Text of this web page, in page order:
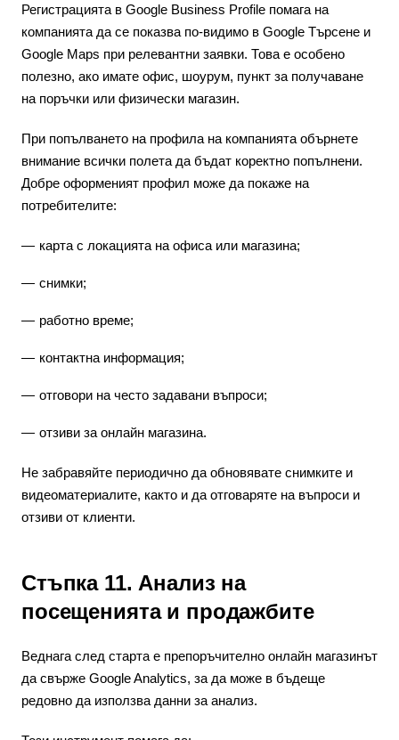
Регистрацията в Google Business Profile помага на
компанията да се показва по-видимо в Google Търсене и
Google Maps при релевантни заявки. Това е особено
полезно, ако имате офис, шоурум, пункт за получаване
на поръчки или физически магазин.
При попълването на профила на компанията обърнете
внимание всички полета да бъдат коректно попълнени.
Добре оформеният профил може да покаже на
потребителите:
карта с локацията на офиса или магазина;
снимки;
работно време;
контактна информация;
отговори на често задавани въпроси;
отзиви за онлайн магазина.
Не забравяйте периодично да обновявате снимките и
видеоматериалите, както и да отговаряте на въпроси и
отзиви от клиенти.
Стъпка 11. Анализ на
посещенията и продажбите
Веднага след старта е препоръчително онлайн магазинът
да свърже Google Analytics, за да може в бъдеще
редовно да използва данни за анализ.